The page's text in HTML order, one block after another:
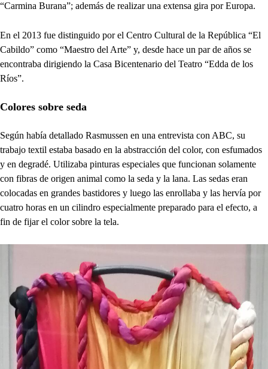
“Carmina Burana”; además de realizar una extensa gira por Europa.
En el 2013 fue distinguido por el Centro Cultural de la República “El
Cabildo” como “Maestro del Arte” y, desde hace un par de años se
encontraba dirigiendo la Casa Bicentenario del Teatro “Edda de los
Ríos”.
Colores sobre seda
Según había detallado Rasmussen en una entrevista con ABC, su
trabajo textil estaba basado en la abstracción del color, con esfumados
y en degradé. Utilizaba pinturas especiales que funcionan solamente
con fibras de origen animal como la seda y la lana. Las sedas eran
colocadas en grandes bastidores y luego las enrollaba y las hervía por
cuatro horas en un cilindro especialmente preparado para el efecto, a
fin de fijar el color sobre la tela.